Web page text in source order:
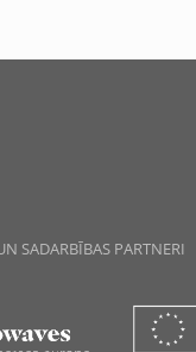
SADARBĪBAS PARTNERI